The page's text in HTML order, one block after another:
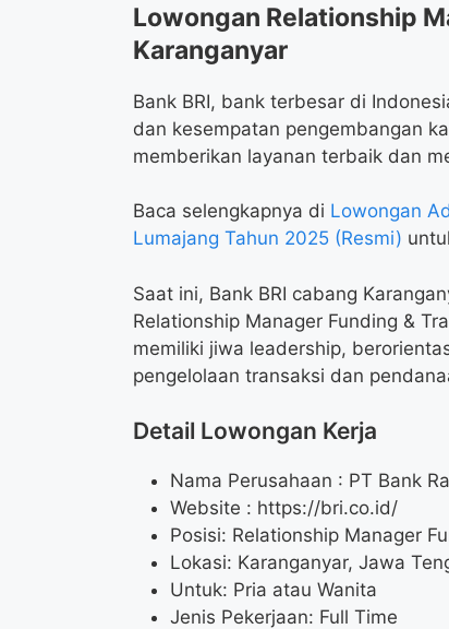
Lowongan Relationship
Karanganyar
Bank BRI, bank terbesar di
dan kesempatan pengembangan
memberikan layanan terbaik dan
Baca selengkapnya di Lowongan
Lumajang Tahun 2025 (Resmi)
Saat ini, Bank BRI cabang
Relationship Manager Funding &
memiliki jiwa leadership,
pengelolaan transaksi dan
Detail Lowongan Kerja
Nama Perusahaan : PT Bank
Website : https://bri.co.id/
Posisi: Relationship Manager
Lokasi: Karanganyar, Jawa
Untuk: Pria atau Wanita
Jenis Pekerjaan: Full Time